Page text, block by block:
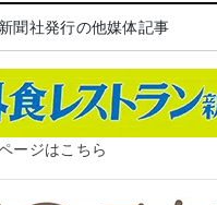
聞社発行の他媒体記事
ージはこちら